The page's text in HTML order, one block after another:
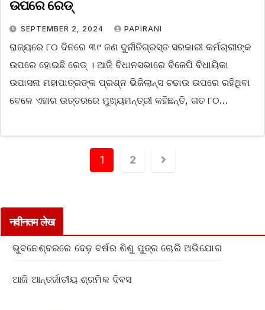
ଉପରେ ରେଡ୍‌
SEPTEMBER 2, 2024 PAPIRANI
ରାଜ୍ୟରେ ୮୦ ଦିନରେ ୩୯ ଜଣ ଦୁର୍ନୀତିଗ୍ରସ୍ତ ସରକାରୀ କର୍ମଚାରୀଙ୍କ
ଉପରେ ହୋଇଛି ରେଡ୍‌ । ଆଜି ବିଧାନସଭାରେ ବିଜେପି ବିଧାୟିକା
ଉପାସନା ମହାପାତ୍ରଙ୍କ ପ୍ରଶ୍ନ ଭିଜିଲାନ୍ସ ଚଢାଉ ଉପରେ ରହିଥିବା
ବେଳେ ଏହାର ଉତ୍ତରରେ ମୁଖ୍ୟମନ୍ତ୍ରୀ କହିଛନ୍ତି, ଗତ ୮୦…
1 2
नवीनतम लेख
ଭୁବନେଶ୍ବରରେ ଦେଢ଼ ବର୍ଷର ଶିଶୁ ପୁତ୍ର ଚୋରି ଅଭିଯୋଗ
ଆଜି ଆନ୍ତର୍ଜାତୀୟ ଶ୍ରମିକ ଦିବସ